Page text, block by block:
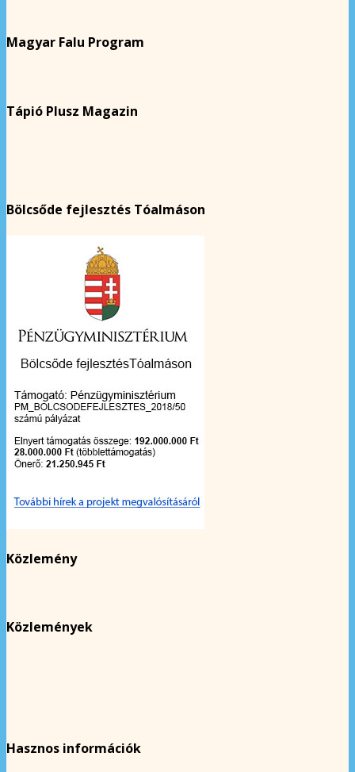
Magyar Falu Program
Tápió Plusz Magazin
Bölcsőde fejlesztés Tóalmáson
Közlemény
Közlemények
Hasznos információk